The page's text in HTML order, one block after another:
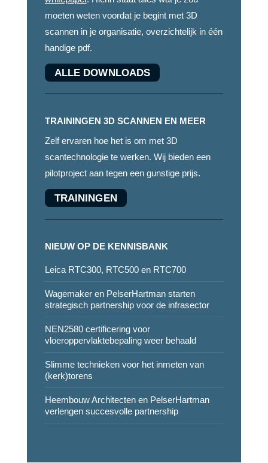
moeten weten voordat je begint met 3D
scannen in je organisatie, overzichtelijk in één
handige pdf.
ALLE DOWNLOADS
TRAININGEN 3D SCANNEN EN MEER
Zelf ervaren hoe het is om met 3D
scantechnologie te werken. Wij bieden een
pilotproject aan tegen een gunstige prijs.
TRAININGEN
NIEUW OP DE KENNISBANK
Leica RTC300, RTC500 en RTC700
Wagemaker en PelserHartman starten
strategisch partnership voor de infrasector
NEN2580 certificering voor
vloeroppervlaktebepaling weer behaald
Slimme technieken voor het inmeten van
(kerk)torens
Heembouw Architecten en PelserHartman
verlengen succesvolle partnership